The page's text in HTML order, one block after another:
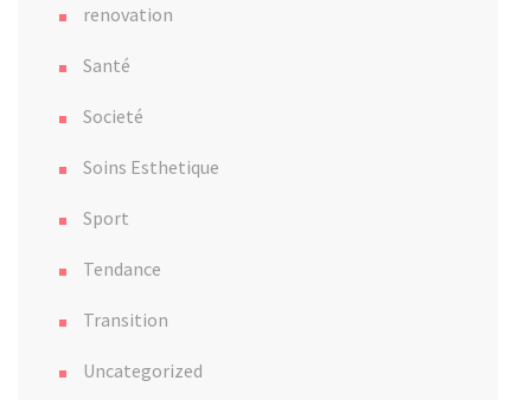
renovation
Santé
Societé
Soins Esthetique
Sport
Tendance
Transition
Uncategorized